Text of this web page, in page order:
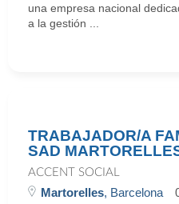
una empresa nacional
a la gestión ...
TRABAJADOR/A
SAD
ACCENT SOCIAL
Martorelles, Barcelona